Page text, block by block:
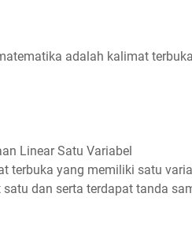
adalah kalimat
Linear Satu Variabel
terbuka yang memiliki satu
dan serta terdapat tanda